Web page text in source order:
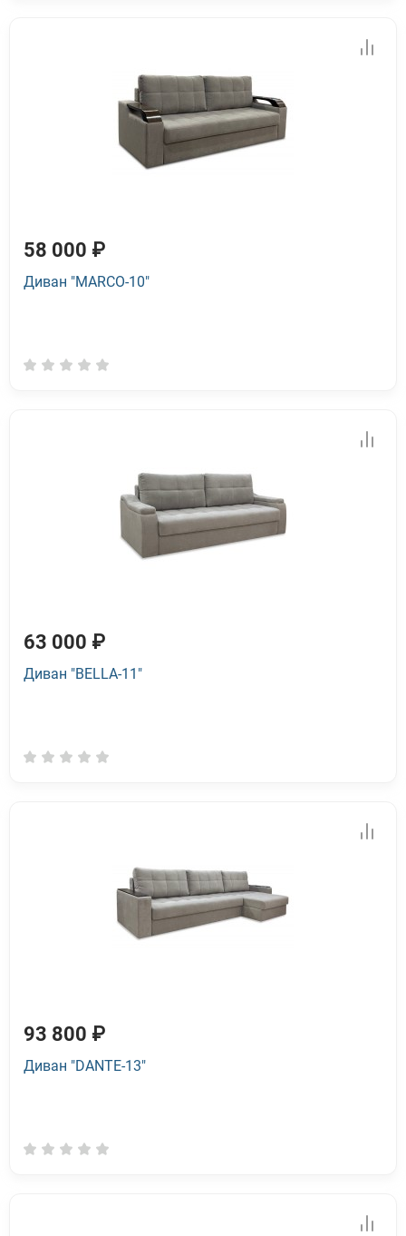
58 000 ₽
Диван "MARCO-10"
63 000 ₽
Диван "BELLA-11"
93 800 ₽
Диван "DANTE-13"